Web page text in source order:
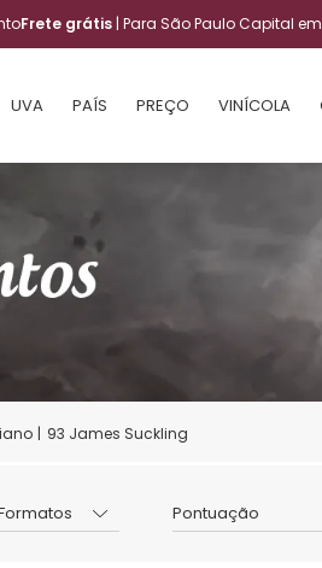
Frete grátis | Para São Paulo Capital
UVA PAÍS PREÇO VINÍCOLA
93 James Suckling
Pontuação